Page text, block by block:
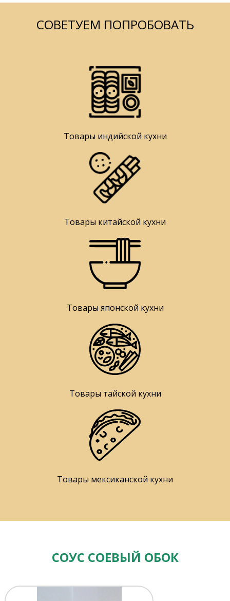
СОВЕТУЕМ ПОПРОБОВАТЬ
Товары индийской кухни
Товары китайской кухни
Товары японской кухни
Товары тайской кухни
Товары мексиканской кухни
СОУС СОЕВЫЙ ОБОК